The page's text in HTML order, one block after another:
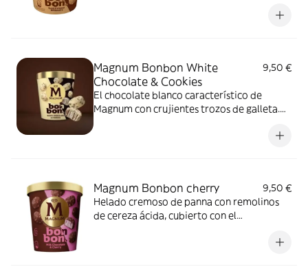
Magnum Bonbon White
Chocolate & Cookies
9,50 €
El chocolate blanco característico de
Magnum con crujientes trozos de galleta.
Magnum Bonbon cherry
9,50 €
Helado cremoso de panna con remolinos
de cereza ácida, cubierto con el